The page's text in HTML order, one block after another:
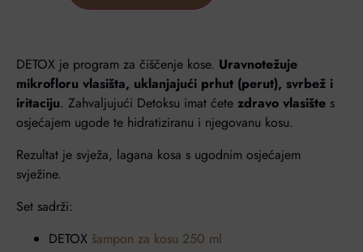
DETOX je program za čiščenje kose. Uravnotežuje
mikrofloru vlasišta, uklanjajući prhut (perut), svrbež i
iritaciju. Zahvaljujući Detoksu imat ćete zdravo vlasište s
osjećajem ugode te hidratiziranu i njegovanu kosu.
Rezultat je svježa, lagana kosa s ugodnim osjećajem
svježine.
Set sadrži:
DETOX šampon za kosu 250 ml